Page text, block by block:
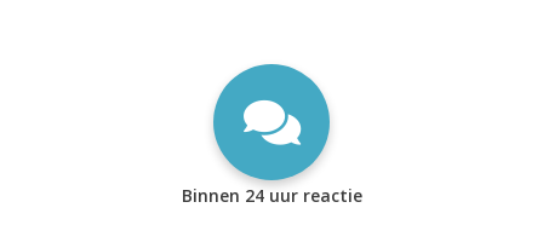
Binnen 24 uur reactie